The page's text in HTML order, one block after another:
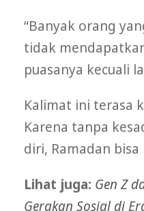
“Banyak orang
tidak
puasanya kecuali
Kalimat ini terasa
Karena tanpa
diri, Ramadan
Lihat juga: Gen Z
Gerakan Sosial di